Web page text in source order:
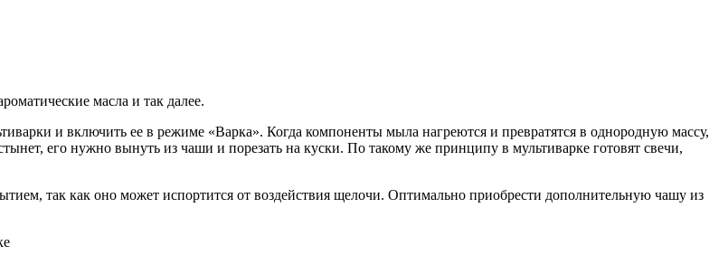
масла и так далее.
и включить ее в режиме «Варка». Когда компоненты мыла нагреются и превратятся в однородную массу,
его нужно вынуть из чаши и порезать на куски. По такому же принципу в мультиварке готовят свечи,
так как оно может испортится от воздействия щелочи. Оптимально приобрести дополнительную чашу из